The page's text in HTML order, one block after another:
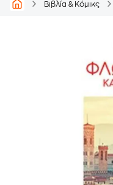
Βιβλία & Κόμικς